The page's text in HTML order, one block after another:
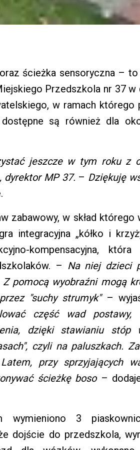
ścieżka sensoryczna – to
Przedszkola nr 37 w
w ramach którego
są również dla
jeszcze w tym roku z
dyrektor MP 37. – Dziękuję
zabawowy, w skład którego
integracyjna „kółko i
kompensacyjna, która
– Na niej dzieci
pomocą wyobraźni mogą
"suchy strumyk"–
część wad
dzięki stawianiu stóp
czyli na paluszkach.
przy sprzyjających
ścieżkę boso–
wymieniono 3
dojście do przedszkola,